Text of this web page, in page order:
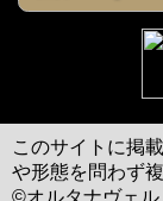
このサイトに掲
や形態を問わず
©オルタナヴェ